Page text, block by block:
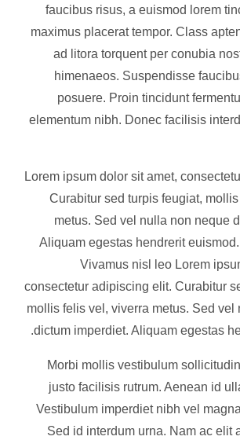
faucibus risus, a euismod lorem
maximus placerat tempor. Class
ad litora torquent per conubia
himenaeos. Suspendisse
posuere. Proin tincidunt
elementum nibh. Donec facilisis
Lorem ipsum dolor sit amet,
Curabitur sed turpis feugiat,
metus. Sed vel nulla non neque
Aliquam egestas hendrerit
Vivamus nisl leo Lorem
consectetur adipiscing elit. Curabitur
mollis felis vel, viverra metus. Sed vel
dictum imperdiet. Aliquam egestas
Morbi mollis vestibulum
justo facilisis rutrum. Aenean id
Vestibulum imperdiet nibh vel
Sed id interdum urna. Nam ac elit